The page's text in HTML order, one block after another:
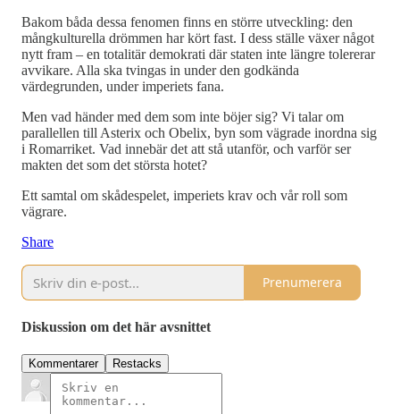
Bakom båda dessa fenomen finns en större utveckling: den
mångkulturella drömmen har kört fast. I dess ställe växer något
nytt fram – en totalitär demokrati där staten inte längre tolererar
avvikare. Alla ska tvingas in under den godkända
värdegrunden, under imperiets fana.
Men vad händer med dem som inte böjer sig? Vi talar om
parallellen till Asterix och Obelix, byn som vägrade inordna sig
i Romarriket. Vad innebär det att stå utanför, och varför ser
makten det som det största hotet?
Ett samtal om skådespelet, imperiets krav och vår roll som
vägrare.
Share
Prenumerera
Diskussion om det här avsnittet
Kommentarer Restacks